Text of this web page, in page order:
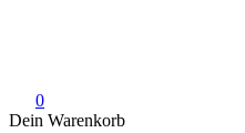
0
Dein Warenkorb